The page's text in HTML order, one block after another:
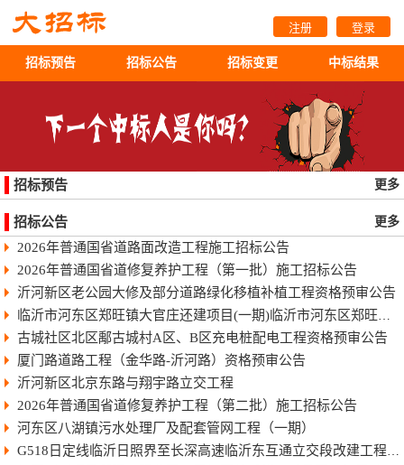
注册 登录
招标预告 招标公告 招标变更 中标结果
招标预告 更多
招标公告 更多
2026年普通国省道路面改造工程施工招标公告
2026年普通国省道修复养护工程（第一批）施工招标公告
沂河新区老公园大修及部分道路绿化移植补植工程资格预审公告
临沂市河东区郑旺镇大官庄还建项目(一期)临沂市河东区郑旺镇大官庄还建项目（一期）
古城社区北区鄅古城村A区、B区充电桩配电工程资格预审公告
厦门路道路工程（金华路-沂河路）资格预审公告
沂河新区北京东路与翔宇路立交工程
2026年普通国省道修复养护工程（第二批）施工招标公告
河东区八湖镇污水处理厂及配套管网工程（一期）
G518日定线临沂日照界至长深高速临沂东互通立交段改建工程快速化智慧公路施工招标公告